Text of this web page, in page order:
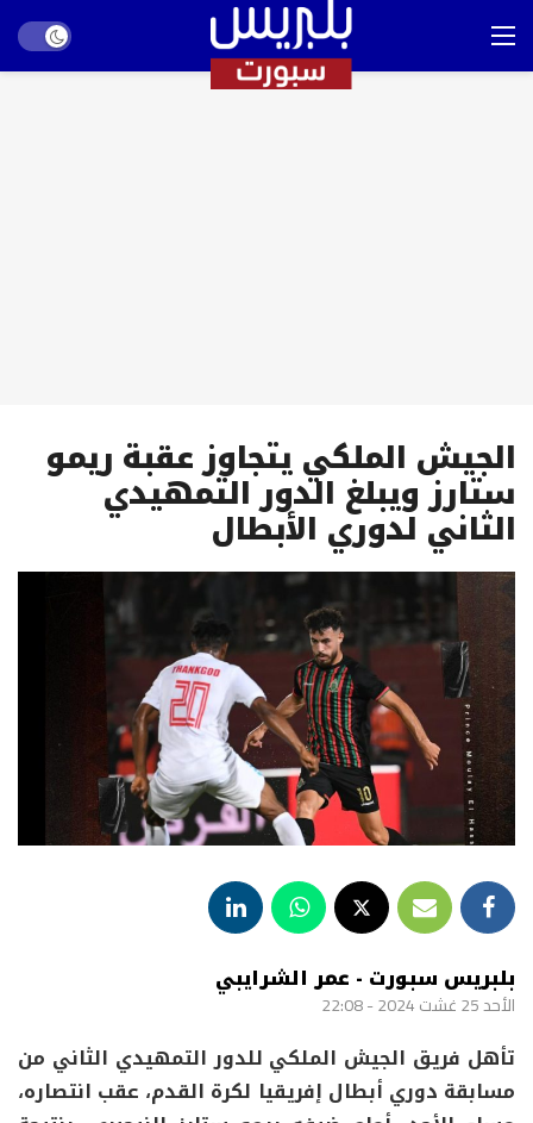
mode
الجيش الملكي يتجاوز عقبة ريمو
ستارز ويبلغ الدور التمهيدي
الثاني لدوري الأبطال
بلبريس سبورت - عمر الشرايبي
الأحد 25 غشت 2024 - 22:08
تأهل فريق الجيش الملكي للدور التمهيدي الثاني من
مسابقة دوري أبطال إفريقيا لكرة القدم، عقب انتصاره،